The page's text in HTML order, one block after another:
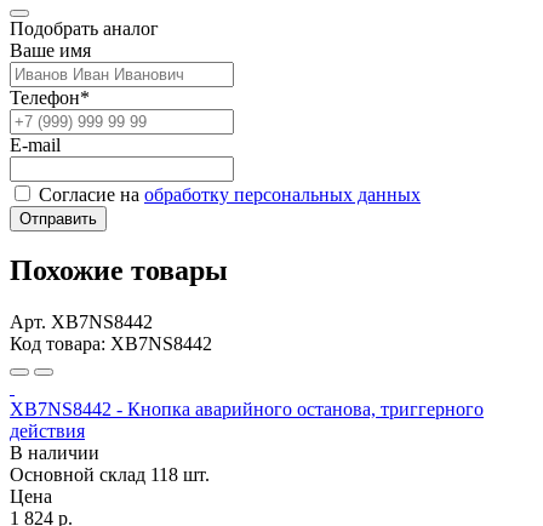
Подобрать аналог
Ваше имя
Телефон*
E-mail
Согласие на обработку персональных данных
Отправить
Похожие товары
Арт. XB7NS8442
Код товара: XB7NS8442
XB7NS8442 - Кнопка аварийного останова, триггерного
действия
В наличии
Основной склад 118 шт.
Цена
1 824 р.